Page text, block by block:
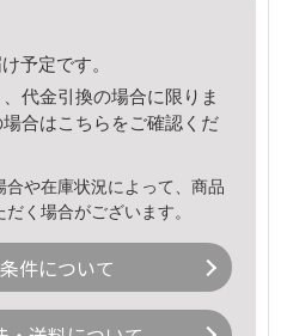
予定です。
代金引換の場合に限りま
合はこちら をご確認くだ
や在庫状況によって、商品
く場合がございます。
件について